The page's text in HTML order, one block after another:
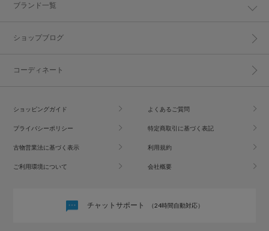
ブランド一覧
ショップブログ
コーディネート
ショッピングガイド よくあるご質問
プライバシーポリシー 特定商取引に基づく表記
古物営業法に基づく表示 利用規約
ご利用環境について 会社概要
チャットサポート （24時間自動対応）